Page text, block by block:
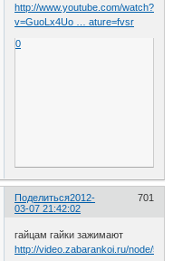
http://www.youtube.com/watch?
v=GuoLx4Uo … ature=fvsr
0
Поделиться 701
2012-
03-07 21:42:02
гайцам гайки зажимают
http://video.zabarankoi.ru/node/5931